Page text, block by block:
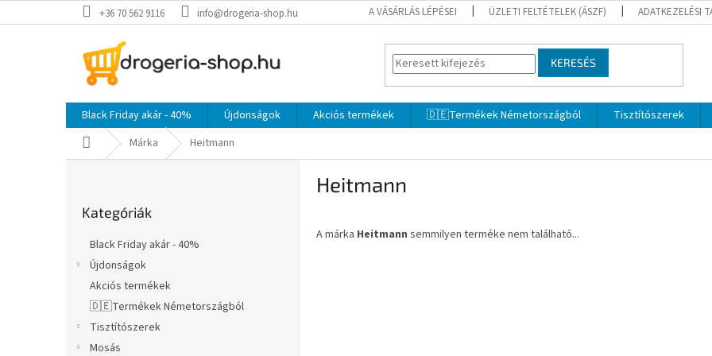
a
+36 70 562 9116 info@drogeria-shop.hu A VÁSÁRLÁS LÉPÉSEI ÜZLETI FELTÉTELEK (ÁSZF) ADATKEZELÉSI
KERESÉS
Black Friday akár - 40% Újdonságok Akciós termékek 🇩🇪Termékek Németországból Tisztítószerek
KezdőlapMárka Heitmann
átugrása
Kategóriák
Black Friday akár - 40%
Újdonságok
Akciós termékek
🇩🇪Termékek Németországból
Tisztítószerek
Mosás
Heitmann
A márka Heitmann semmilyen terméke nem található...